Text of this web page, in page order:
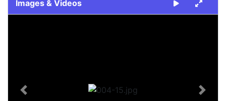
Images & Videos
Previous Next